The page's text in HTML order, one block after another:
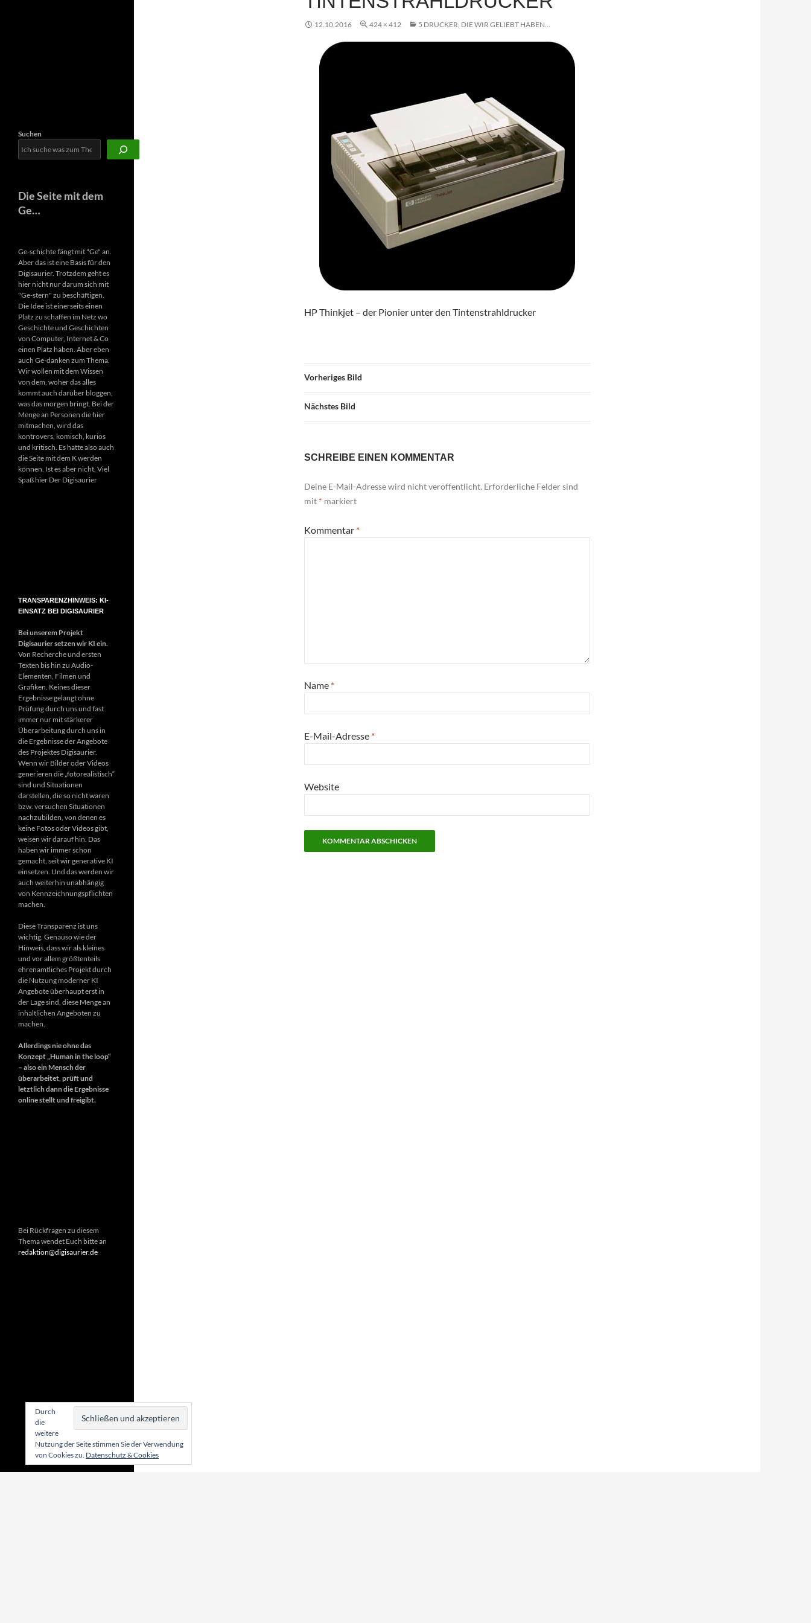
12.10.2016 424 × 412 5 DRUCKER, DIE WIR GELIEBT HABEN…
HP Thinkjet – der Pionier unter den Tintenstrahldrucker
Vorheriges Bild
Nächstes Bild
SCHREIBE EINEN KOMMENTAR
Deine E-Mail-Adresse wird nicht veröffentlicht. Erforderliche Felder sind
mit * markiert
Kommentar *
Name *
E-Mail-Adresse *
Website
Suchen
Die Seite mit dem
Ge…
Ge-schichte fängt mit "Ge" an.
Aber das ist eine Basis für den
Digisaurier. Trotzdem geht es
hier nicht nur darum sich mit
"Ge-stern" zu beschäftigen.
Die Idee ist einerseits einen
Platz zu schaffen im Netz wo
Geschichte und Geschichten
von Computer, Internet & Co
einen Platz haben. Aber eben
auch Ge-danken zum Thema.
Wir wollen mit dem Wissen
von dem, woher das alles
kommt auch darüber bloggen,
was das morgen bringt. Bei der
Menge an Personen die hier
mitmachen, wird das
kontrovers, komisch, kurios
und kritisch. Es hatte also auch
die Seite mit dem K werden
können. Ist es aber nicht. Viel
Spaß hier Der Digisaurier
TRANSPARENZHINWEIS: KI-
EINSATZ BEI DIGISAURIER
Bei unserem Projekt
Digisaurier setzen wir KI ein.
Von Recherche und ersten
Texten bis hin zu Audio-
Elementen, Filmen und
Grafiken. Keines dieser
Ergebnisse gelangt ohne
Prüfung durch uns und fast
immer nur mit stärkerer
Überarbeitung durch uns in
die Ergebnisse der Angebote
des Projektes Digisaurier.
Wenn wir Bilder oder Videos
generieren die „fotorealistisch“
sind und Situationen
darstellen, die so nicht waren
bzw. versuchen Situationen
nachzubilden, von denen es
keine Fotos oder Videos gibt,
weisen wir darauf hin. Das
haben wir immer schon
gemacht, seit wir generative KI
einsetzen. Und das werden wir
auch weiterhin unabhängig
von Kennzeichnungspflichten
machen.
Diese Transparenz ist uns
wichtig. Genauso wie der
Hinweis, dass wir als kleines
und vor allem größtenteils
ehrenamtliches Projekt durch
die Nutzung moderner KI
Angebote überhaupt erst in
der Lage sind, diese Menge an
inhaltlichen Angeboten zu
machen.
Allerdings nie ohne das
Konzept „Human in the loop“
– also ein Mensch der
überarbeitet, prüft und
letztlich dann die Ergebnisse
online stellt und freigibt.
Bei Rückfragen zu diesem
Thema wendet Euch bitte an
redaktion@digisaurier.de
Durch
die
weitere
Nutzung der Seite stimmen Sie der Verwendung
von Cookies zu. Datenschutz & Cookies